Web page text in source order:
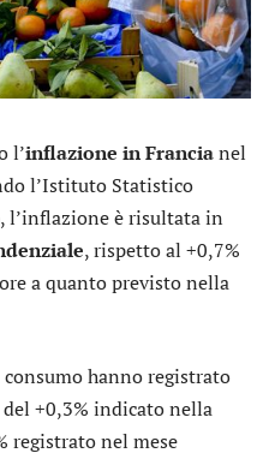
l’inflazione in Francianel
l’Istituto Statistico
l’inflazione è risultata in
, rispetto al +0,7%
a quanto previsto nella
hanno registrato
+0,3% indicato nella
registrato nel mese